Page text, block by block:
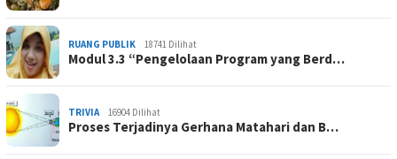
RUANG PUBLIK 18741 Dilihat
Modul 3.3 “Pengelolaan Program yang Berd…
TRIVIA 16904 Dilihat
Proses Terjadinya Gerhana Matahari dan B…